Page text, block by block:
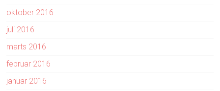
oktober 2016
juli 2016
marts 2016
februar 2016
januar 2016